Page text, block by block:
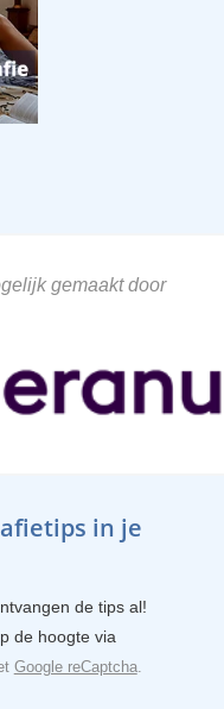
gemaakt door
in je
de tips al!
de hoogte via
Google reCaptcha.